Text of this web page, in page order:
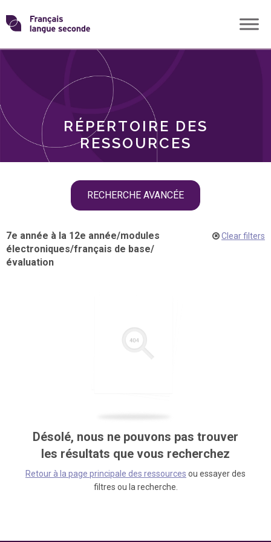
Skip
toTransformons
langue
RÉPERTOIRE DES
RESSOURCES
RECHERCHE AVANCÉE
THÈMES
7e année à la 12e année/modules
électroniques/français de base/
évaluation
Clear filters
Désolé, nous ne pouvons pas trouver
les résultats que vous recherchez
Retour à la page principale des ressources ou essayer des
filtres ou la recherche.